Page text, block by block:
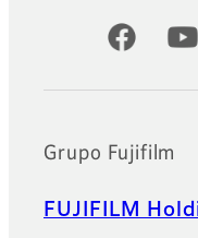
Cuentas
Grupo Fujifilm
FUJIFILM